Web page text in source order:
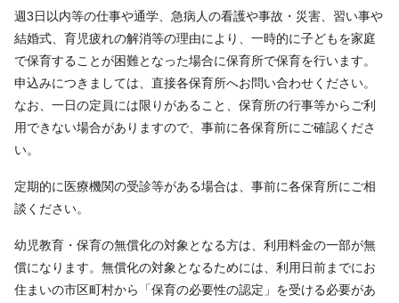
週3日以内等の仕事や通学、急病人の看護や事故・災害、習い事や
結婚式、育児疲れの解消等の理由により、一時的に子どもを家庭
で保育することが困難となった場合に保育所で保育を行います。
申込みにつきましては、直接各保育所へお問い合わせください。
なお、一日の定員には限りがあること、保育所の行事等からご利
用できない場合がありますので、事前に各保育所にご確認くださ
い。
定期的に医療機関の受診等がある場合は、事前に各保育所にご相
談ください。
幼児教育・保育の無償化の対象となる方は、利用料金の一部が無
償になります。無償化の対象となるためには、利用日前までにお
住まいの市区町村から「保育の必要性の認定」を受ける必要があ